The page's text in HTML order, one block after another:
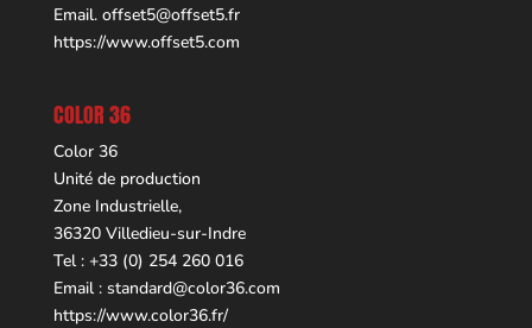
Email. offset5@offset5.fr
https://www.offset5.com
COLOR 36
Color 36
Unité de production
Zone Industrielle,
36320 Villedieu-sur-Indre
Tel : +33 (0) 254 260 016
Email : standard@color36.com
https://www.color36.fr/